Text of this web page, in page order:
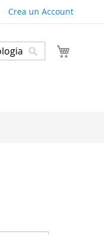
Crea un Account
Search